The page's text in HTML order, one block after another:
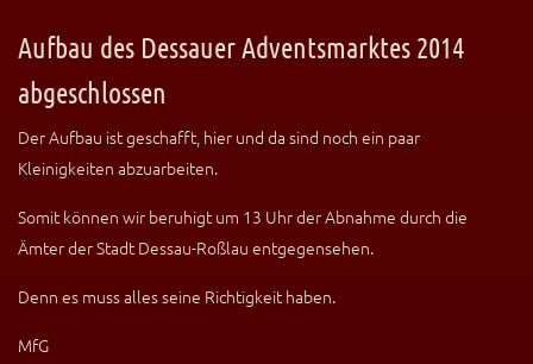
Aufbau des Dessauer Adventsmarktes 2014
abgeschlossen
Der Aufbau ist geschafft, hier und da sind noch ein paar
Kleinigkeiten abzuarbeiten.
Somit können wir beruhigt um 13 Uhr der Abnahme durch die
Ämter der Stadt Dessau-Roßlau entgegensehen.
Denn es muss alles seine Richtigkeit haben.
MfG